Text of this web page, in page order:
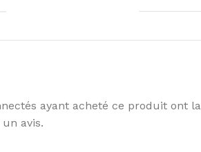
ayant acheté ce produit ont la
avis.